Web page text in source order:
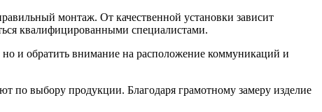
монтаж. От качественной установки зависит
квалифицированными специалистами.
но и обратить внимание на расположение коммуникаций и
по выбору продукции. Благодаря грамотному замеру изделие